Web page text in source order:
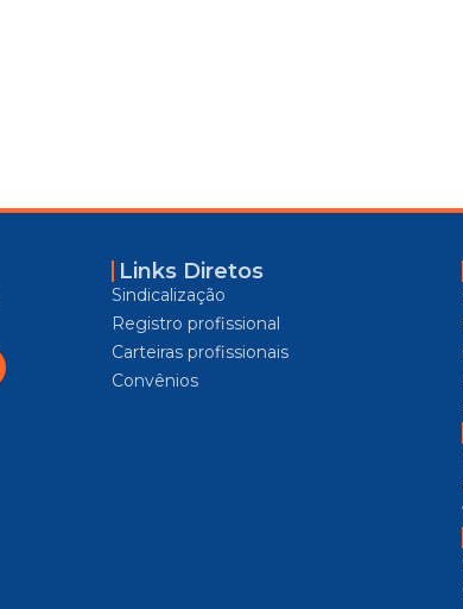
Links Diretos
Sindicalização
Registro profissional
Carteiras profissionais
Convênios